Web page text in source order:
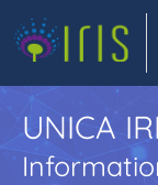
UNICA